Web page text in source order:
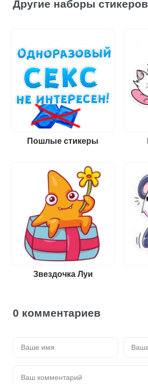
Другие наборы стикеров
Пошлые стикеры
Звездочка Луи
0 комментариев